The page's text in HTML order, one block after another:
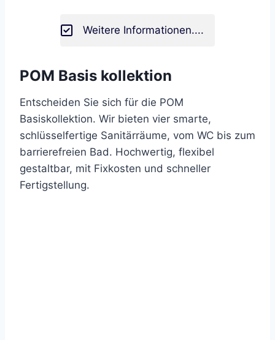
Weitere Informationen....
POM Basis kollektion
Entscheiden Sie sich für die POM
Basiskollektion. Wir bieten vier smarte,
schlüsselfertige Sanitärräume, vom WC bis zum
barrierefreien Bad. Hochwertig, flexibel
gestaltbar, mit Fixkosten und schneller
Fertigstellung.